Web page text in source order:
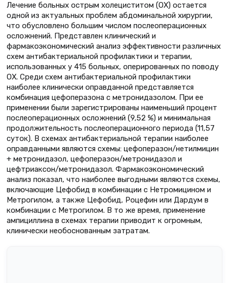
Лечение больных острым холециститом (ОХ) остается
одной из актуальных проблем абдоминальной хирургии,
что обусловлено большим числом послеоперационных
осложнений. Представлен клинический и
фармакоэкономический анализ эффективности различных
схем антибактериальной профилактики и терапии,
использованных у 415 больных, оперированных по поводу
ОХ. Среди схем антибактериальной профилактики
наиболее клинически оправданной представляется
комбинация цефоперазона с метронидазолом. При ее
применении были зарегистрированы наименьший процент
послеоперационных осложнений (9,52 %) и минимальная
продолжительность послеоперационного периода (11,57
суток). В схемах антибактериальной терапии наиболее
оправданными являются схемы: цефоперазон/нетилмицин
+ метронидазол, цефоперазон/метронидазол и
цефтриаксон/метронидазол. Фармакоэкономический
анализ показал, что наиболее выгодными являются схемы,
включающие Цефобид в комбинации с Нетромицином и
Метрогилом, а также Цефобид, Роцефин или Дардум в
комбинации с Метрогилом. В то же время, применение
ампициллина в схемах терапии приводит к огромным,
клинически необоснованным затратам.